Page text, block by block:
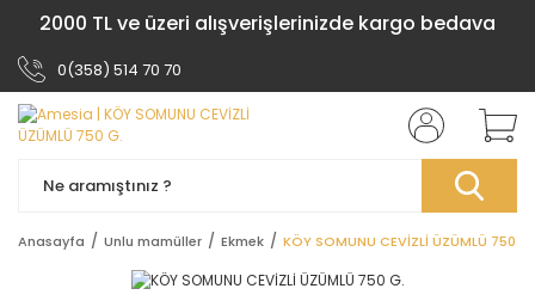
2000 TL ve üzeri alışverişlerinizde kargo bedava
0(358) 514 70 70
Anasayfa Unlu mamüller Ekmek KÖY SOMUNU CEVİZLİ ÜZÜMLÜ 750 G.